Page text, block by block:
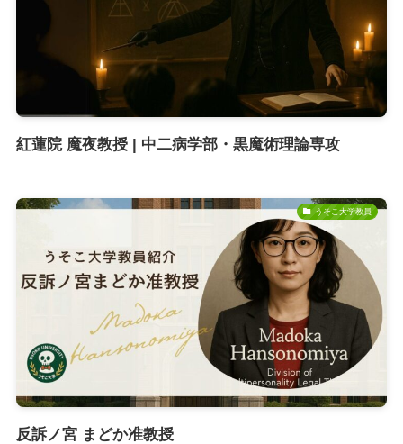
紅蓮院 魔夜教授 | 中二病学部・黒魔術理論専攻
うそこ大学教員
反訴ノ宮 まどか准教授